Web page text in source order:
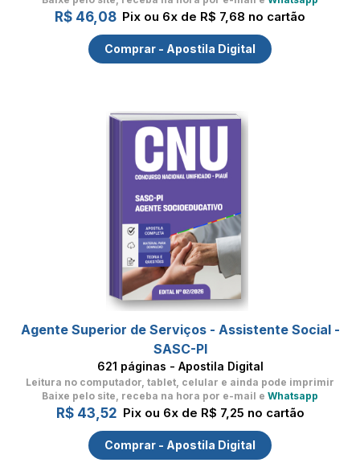
R$ 46,08 Pix ou 6x de R$ 7,68 no cartão
Comprar - Apostila Digital
Agente Superior de Serviços - Assistente Social -
SASC-PI
621 páginas - Apostila Digital
Leitura no computador, tablet, celular e ainda pode imprimir
Baixe pelo site, receba na hora por e-mail e Whatsapp
R$ 43,52 Pix ou 6x de R$ 7,25 no cartão
Comprar - Apostila Digital